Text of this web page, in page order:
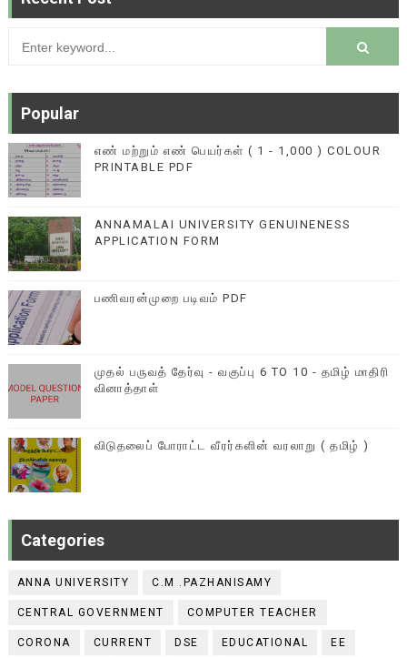
Popular
எண் மற்றும் எண் பெயர்கள் ( 1 - 1,000 ) COLOUR
PRINTABLE PDF
ANNAMALAI UNIVERSITY GENUINENESS
APPLICATION FORM
பணிவரன்முறை படிவம் PDF
முதல் பருவத் தேர்வு - வகுப்பு 6 TO 10 - தமிழ் மாதிரி
வினாத்தாள்
விடுதலைப் போராட்ட வீரர்களின் வரலாறு ( தமிழ் )
Categories
ANNA UNIVERSITY C.M .PAZHANISAMY
CENTRAL GOVERNMENT COMPUTER TEACHER
CORONA CURRENT DSE EDUCATIONAL EE